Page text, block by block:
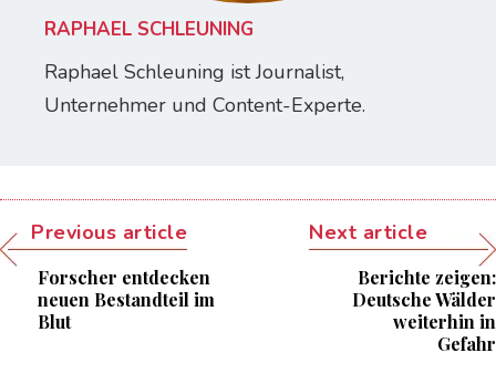
RAPHAEL SCHLEUNING
Raphael Schleuning ist Journalist,
Unternehmer und Content-Experte.
Previous article
Forscher entdecken
neuen Bestandteil im
Blut
Next article
Berichte zeigen:
Deutsche Wälder
weiterhin in
Gefahr